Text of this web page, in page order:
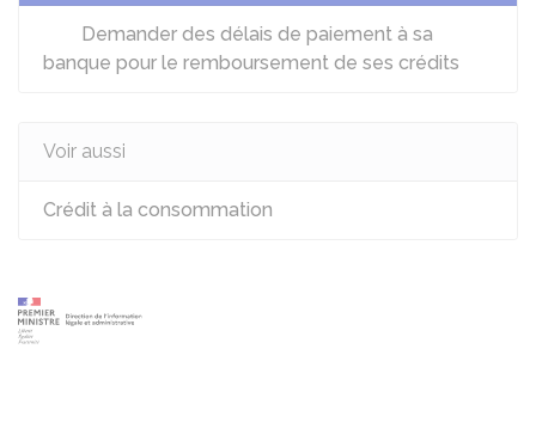
Demander des délais de paiement à sa
banque pour le remboursement de ses crédits
Voir aussi
Crédit à la consommation